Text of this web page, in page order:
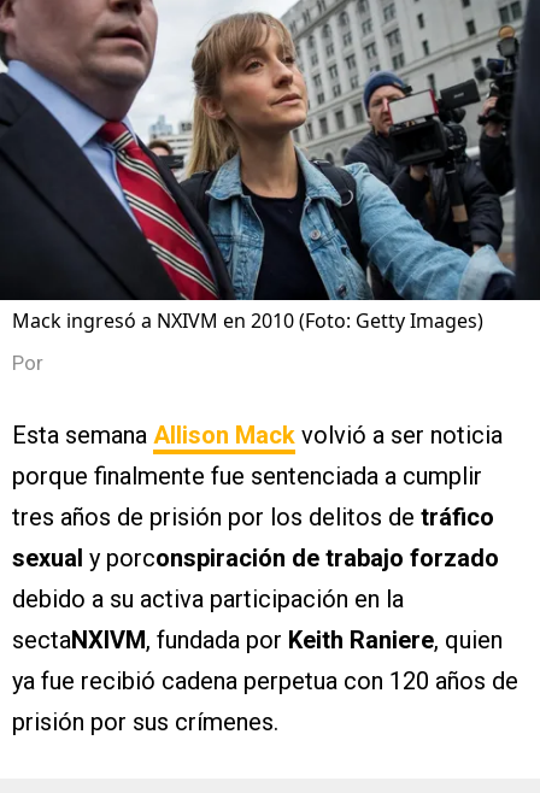
Mack ingresó a NXIVM en 2010 (Foto: Getty Images)
Por
Esta semana Allison Mack volvió a ser noticia
porque finalmente fue sentenciada a cumplir
tres años de prisión por los delitos de tráfico
sexual y porconspiración de trabajo forzado
debido a su activa participación en la
sectaNXIVM, fundada por Keith Raniere, quien
ya fue recibió cadena perpetua con 120 años de
prisión por sus crímenes.